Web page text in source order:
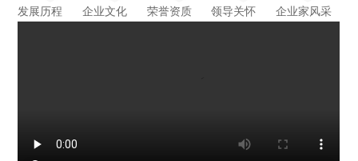
发展历程 企业文化 荣誉资质 领导关怀 企业家风采